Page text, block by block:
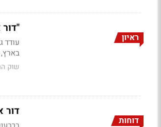
ראיון
שוק
דוחות
דור אלון: